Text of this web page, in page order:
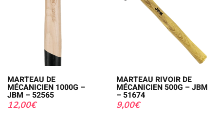
MARTEAU DE
MÉCANICIEN 1000G –
JBM – 52565
12,00€
MARTEAU RIVOIR DE
MÉCANICIEN 500G – JBM
– 51674
9,00€